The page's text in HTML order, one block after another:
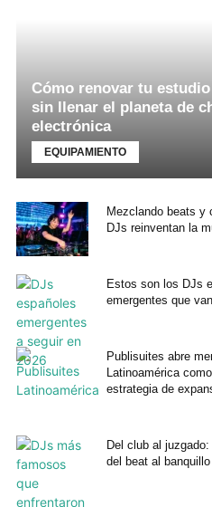
Cómo renovar tu
sin llenar el planeta de
electrónica
EQUIPAMIENTO
Mezclando beats y
DJs reinventan la
Estos son los DJs
emergentes que
Publisuites abre
Latinoamérica
estrategia de
Del club al
del beat al banquillo